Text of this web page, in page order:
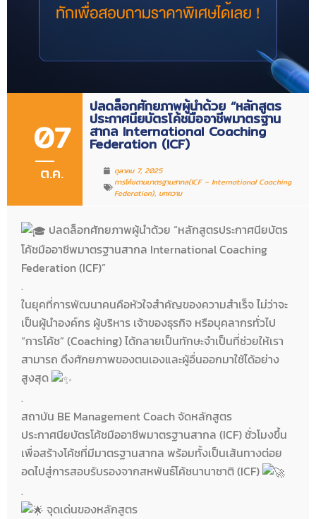
07
ต.ค.
ปลดล็อกศักยภาพผู้นำด้วย “หลักสูตร
ประกาศนียบัตรโค้ชมืออาชีพมาตรฐาน
สากล International Coaching
Federation (ICF)
ตุลาคม 7, 2025
การโค้ชตามมาตรฐานสากล(ICF – International Coaching
Federation), บทความ
ปลดล็อกศักยภาพผู้นำด้วย “หลักสูตรประกาศนียบัตร
โค้ชมืออาชีพมาตรฐานสากล International Coaching
Federation (ICF)”
.
ในยุคที่การพัฒนาคนคือหัวใจสำคัญของความสำเร็จ ไม่ว่าจะ
เป็นผู้นำองค์กร ผู้บริหาร เจ้าของธุรกิจ หรือบุคลากรทั่วไป
“การโค้ช” (Coaching) ได้กลายเป็นทักษะจำเป็นที่ช่วยให้เรา
สามารถ ดึงศักยภาพของตนเองและผู้อื่นออกมาใช้ได้อย่าง
สูงสุด
.
สถาบัน BE Management Coach จัดหลักสูตร
ประกาศนียบัตรโค้ชมืออาชีพมาตรฐานสากล (ICF) ชั่วโมงขึ้น
เพื่อสร้างโค้ชที่มีมาตรฐานสากล พร้อมทั้งเป็นเส้นทางต่อย
อดไปสู่การสอบรับรองจากสหพันธ์โค้ชนานาชาติ (ICF)
.
จุดเด่นของหลักสูตร